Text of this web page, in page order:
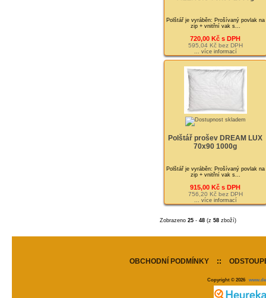
Polštář je vyráběn: Prošívaný povlak na
zip + vnitřní vak s...
720,00 Kč s DPH
595,04 Kč bez DPH
... více informací
Polštář prošev DREAM LUX
70x90 1000g
Polštář je vyráběn: Prošívaný povlak na
zip + vnitřní vak s...
915,00 Kč s DPH
756,20 Kč bez DPH
... více informací
Zobrazeno 25- 48(z 58zboží)
OBCHODNÍ PODMÍNKY ::
Copyright © 2026